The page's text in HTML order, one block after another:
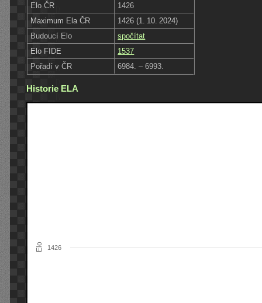
Elo ČR
1426
Maximum Ela ČR
1426 (1. 10. 2024)
Budoucí Elo
spočítat
Elo FIDE
1537
Pořadí v ČR
6984. – 6993.
Historie ELA
Elo 1426